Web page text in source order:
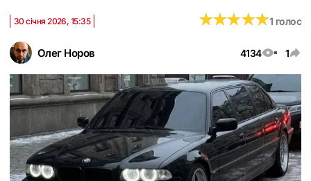
Олег Норов 4134 1
30 січня 2026, 15:35 ★★★★★
★★★★★1 голос